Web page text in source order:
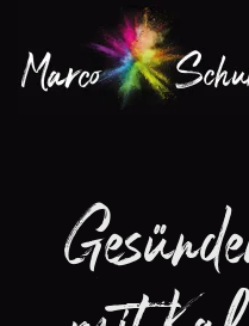
Zum Hauptinhalt